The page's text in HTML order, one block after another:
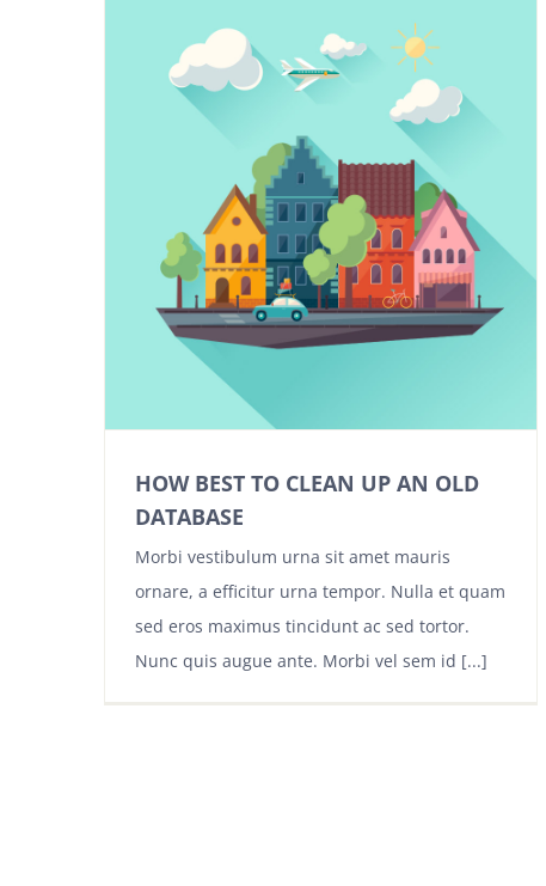
HOW BEST TO CLEAN UP AN OLD
DATABASE
Morbi vestibulum urna sit amet mauris
ornare, a efficitur urna tempor. Nulla et quam
sed eros maximus tincidunt ac sed tortor.
Nunc quis augue ante. Morbi vel sem id [...]